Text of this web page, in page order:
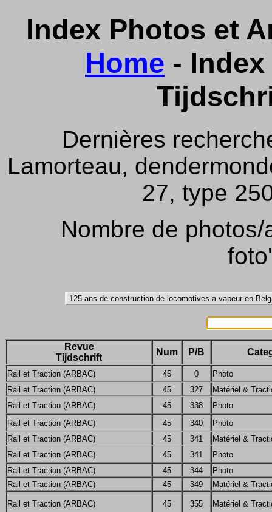
Index Photos et
Home -
Dernières
Lamorteau,
27, type
Nombre de
Revue
Tijdschrift
Num P/B
Rail et Traction (ARBAC) 45 0
Photo
Rail et Traction (ARBAC)
45 327
Matériel &
Rail et Traction (ARBAC)
45 338
Photo
Rail et Traction (ARBAC)
45 340
Photo
Rail et Traction (ARBAC)
45 341
Matériel &
Rail et Traction (ARBAC)
45 341
Photo
Rail et Traction (ARBAC)
45 344
Photo
Rail et Traction (ARBAC)
45 349 Matériel &
Rail et Traction (ARBAC) 45 355 Matériel &